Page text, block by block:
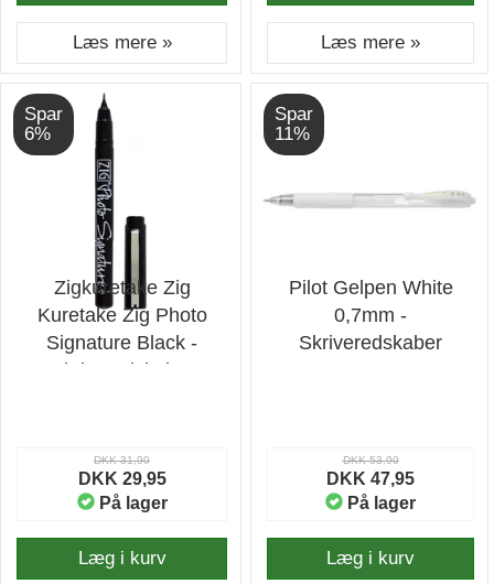
Læs mere » Læs mere »
Spar
6%
Zigkuretake Zig
Kuretake Zig Photo
Signature Black -
Skriveredskaber
DKK 31,90
DKK 29,95
På lager
Læg i kurv
Spar
11%
Pilot Gelpen White
0,7mm -
Skriveredskaber
DKK 53,90
DKK 47,95
På lager
Læg i kurv